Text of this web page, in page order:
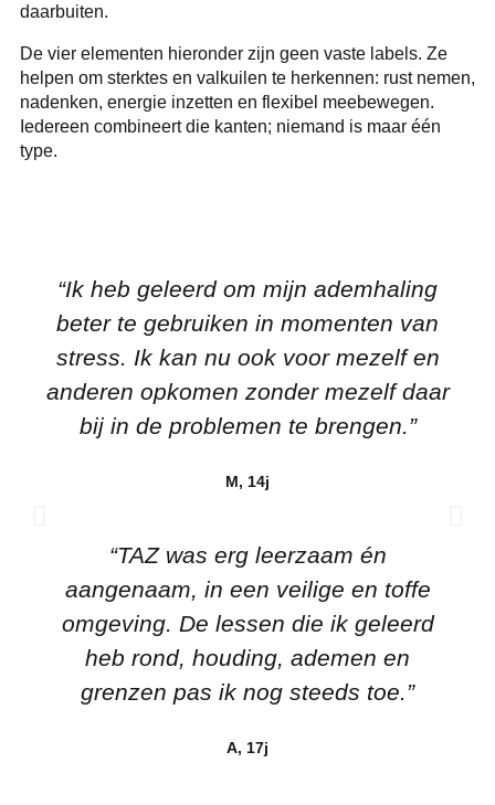
daarbuiten.
De vier elementen hieronder zijn geen vaste labels. Ze
helpen om sterktes en valkuilen te herkennen: rust nemen,
nadenken, energie inzetten en flexibel meebewegen.
Iedereen combineert die kanten; niemand is maar één
type.
“Ik heb geleerd om mijn ademhaling
beter te gebruiken in momenten van
stress. Ik kan nu ook voor mezelf en
anderen opkomen zonder mezelf daar
bij in de problemen te brengen.”
M, 14j
“TAZ was erg leerzaam én
aangenaam, in een veilige en toffe
omgeving. De lessen die ik geleerd
heb rond, houding, ademen en
grenzen pas ik nog steeds toe.”
A, 17j